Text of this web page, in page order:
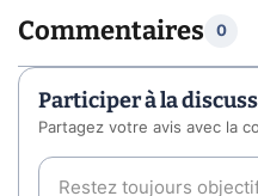
Commentaires 0
Participer à la
Partagez votre avis avec la